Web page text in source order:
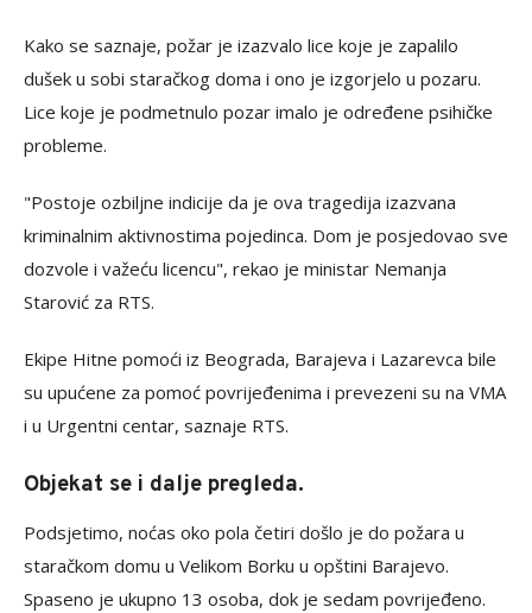
Kako se saznaje, požar je izazvalo lice koje je zapalilo
dušek u sobi staračkog doma i ono je izgorjelo u pozaru.
Lice koje je podmetnulo pozar imalo je određene psihičke
probleme.
"Postoje ozbiljne indicije da je ova tragedija izazvana
kriminalnim aktivnostima pojedinca. Dom je posjedovao sve
dozvole i važeću licencu", rekao je ministar Nemanja
Starović za RTS.
Ekipe Hitne pomoći iz Beograda, Barajeva i Lazarevca bile
su upućene za pomoć povrijeđenima i prevezeni su na VMA
i u Urgentni centar, saznaje RTS.
Objekat se i dalje pregleda.
Podsjetimo, noćas oko pola četiri došlo je do požara u
staračkom domu u Velikom Borku u opštini Barajevo.
Spaseno je ukupno 13 osoba, dok je sedam povrijeđeno.